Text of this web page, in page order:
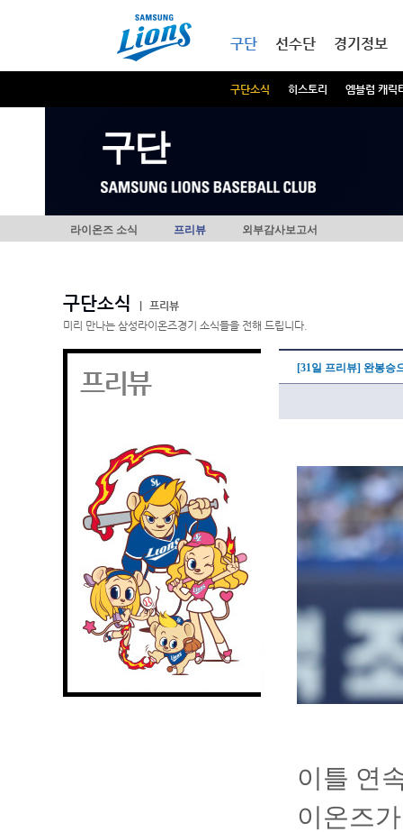
구단
구단소식 히스토리 엠블럼 캐릭
선수단 경기정보
구단
라이온즈 소식 프리뷰 외부감사보고서
구단소식
프리뷰
미리 만나는 삼성라이온즈경기 소식들을 전해 드립니다.
프리뷰 [31일 프리뷰] 완봉승
이틀 연
이온즈